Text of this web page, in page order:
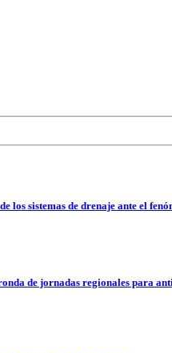
los sistemas de drenaje ante el
de jornadas regionales para